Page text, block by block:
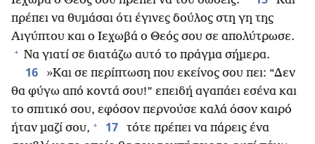
πρέπει να θυμάσαι ότι έγινες δούλος στη γη της
Αιγύπτου και ο Ιεχωβά ο Θεός σου σε απολύτρωσε.
+ Να γιατί σε διατάζω αυτό το πράγμα σήμερα.
16
»Και σε περίπτωση που εκείνος σου πει: “Δεν
θα φύγω από κοντά σου!” επειδή αγαπάει εσένα και
το σπιτικό σου, εφόσον περνούσε καλά όσον καιρό
ήταν μαζί σου, + 17
τότε πρέπει να πάρεις ένα